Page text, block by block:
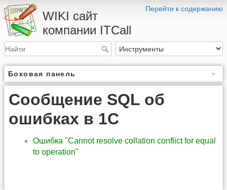
Перейти к содержанию
WIKI сайт
компании ITCall
Боковая панель
Сообщение SQL об
ошибках в 1С
Ошибка "Cannot resolve collation conflict for equal
to operation"